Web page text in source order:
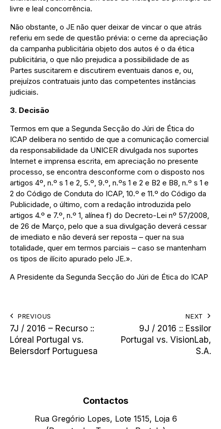
livre e leal concorrência.
Não obstante, o JE não quer deixar de vincar o que atrás
referiu em sede de questão prévia: o cerne da apreciação
da campanha publicitária objeto dos autos é o da ética
publicitária, o que não prejudica a possibilidade de as
Partes suscitarem e discutirem eventuais danos e, ou,
prejuízos contratuais junto das competentes instâncias
judiciais.
3. Decisão
Termos em que a Segunda Secção do Júri de Ética do
ICAP delibera no sentido de que a comunicação comercial
da responsabilidade da UNICER divulgada nos suportes
Internet e imprensa escrita, em apreciação no presente
processo, se encontra desconforme com o disposto nos
artigos 4º, n.º s 1 e 2, 5.º, 9.º, n.ºs 1 e 2 e B2 e B8, n.º s 1 e
2 do Código de Conduta do ICAP, 10.º e 11.º do Código da
Publicidade, o último, com a redação introduzida pelo
artigos 4.º e 7.º, n.º 1, alínea f) do Decreto-Lei nº 57/2008,
de 26 de Março, pelo que a sua divulgação deverá cessar
de imediato e não deverá ser reposta – quer na sua
totalidade, quer em termos parciais – caso se mantenham
os tipos de ilícito apurado pelo JE.».
A Presidente da Segunda Secção do Júri de Ética do ICAP
PREVIOUS
7J / 2016 – Recurso ::
Lóreal Portugal vs.
Beiersdorf Portuguesa
NEXT
9J / 2016 :: Essilor
Portugal vs. VisionLab,
S.A.
Contactos
Rua Gregório Lopes, Lote 1515, Loja 6